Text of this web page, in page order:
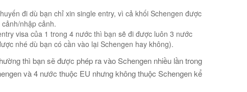
đi dù bạn chỉ xin single entry, vì cả khối Schengen được
nhập cảnh.
visa của 1 trong 4 nước thì bạn sẽ đi được luôn 3 nước
nhé dù bạn có cần vào lại Schengen hay không).
thì bạn sẽ được phép ra vào Schengen nhiều lần trong
và 4 nước thuộc EU nhưng không thuộc Schengen kể